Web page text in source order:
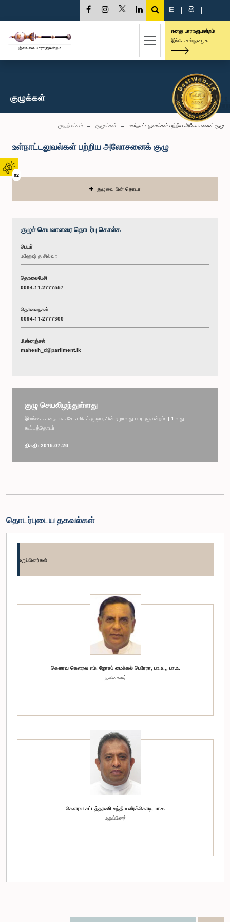
02
E | සි |
எனது பாராளுமன்றம்
இங்கே உள்நுழைக
குழுக்கள்
முதற்பக்கம் குழுக்கள் உள்நாட்டலுவல்கள் பற்றிய அலோசனைக் குழு
உள்நாட்டலுவல்கள் பற்றிய அலோசனைக் குழு
குழுவை பின் தொடர
குழுச் செயலாளரை தொடர்பு கொள்க
பெயர்
மஹேஷ் த சில்வா
தொலைபேசி
0094-11-2777557
தொலைநகல்
0094-11-2777300
மின்னஞ்சல்
mahesh_d@parliment.lk
குழு செயலிழந்துள்ளது
இலங்கை சனநாயக சோசலிசக் குடியரசின் ஏழாவது பாராளுமன்றம் | 1 வது
கூட்டத்தொடர்
திகதி: 2015-07-26
தொடர்புடைய தகவல்கள்
உறுப்பினர்கள்
கௌரவ கௌரவ எம். ஜோசப் மைக்கல் பெரேரா, பா.உ.,, பா.உ.
தவிசாளர்
கௌரவ சட்டத்தரணி சந்திம வீரக்கொடி, பா.உ.
உறுப்பினர்